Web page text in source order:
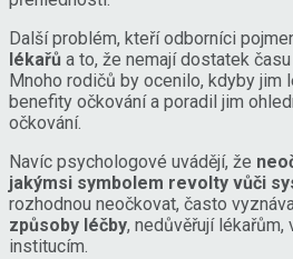
Další problém, kteří odborníci
lékařů a to, že nemají dostatek
Mnoho rodičů by ocenilo, kdyby jim
benefity očkování a poradil jim
očkování.
Navíc psychologové uvádějí, že
jakýmsi symbolem revolty vůči
rozhodnou neočkovat, často
způsoby léčby, nedůvěřují lékařům,
institucím.